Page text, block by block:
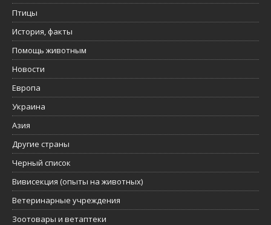
Птицы
История, факты
Помощь животным
Новости
Европа
Украина
Азия
Другие страны
Черный список
Вивисекция (опыты на животных)
Ветеринарные учреждения
Зоотовары и ветаптеки